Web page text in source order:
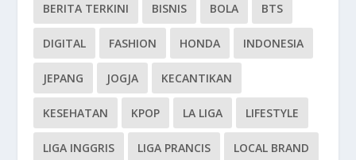
BERITA TERKINI BISNIS BOLA BTS
DIGITAL FASHION HONDA INDONESIA
JEPANG JOGJA KECANTIKAN
KESEHATAN KPOP LA LIGA LIFESTYLE
LIGA INGGRIS LIGA PRANCIS LOCAL BRAND